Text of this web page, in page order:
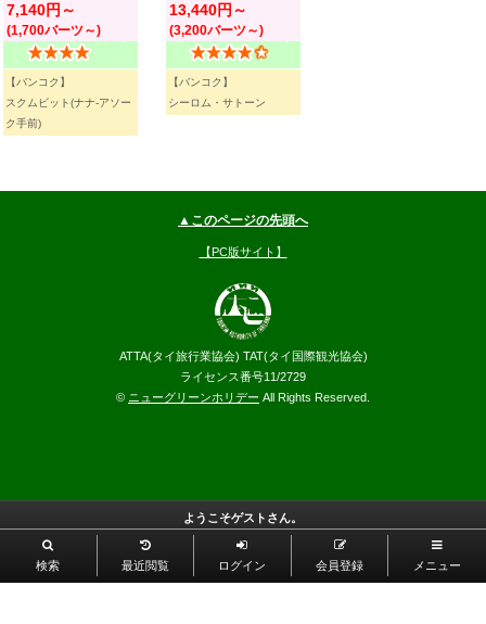
7,140円～
(1,700バーツ～)
【バンコク】
スクムビット(ナナ-アソー
ク手前)
13,440円～
(3,200バーツ～)
【バンコク】
シーロム・サトーン
▲このページの先頭へ
【PC版サイト】
ATTA(タイ旅行業協会) TAT(タイ国際観光協会)
ライセンス番号11/2729
© ニューグリーンホリデー All Rights Reserved.
ようこそゲストさん。
検索 最近閲覧 ログイン 会員登録 メニュー